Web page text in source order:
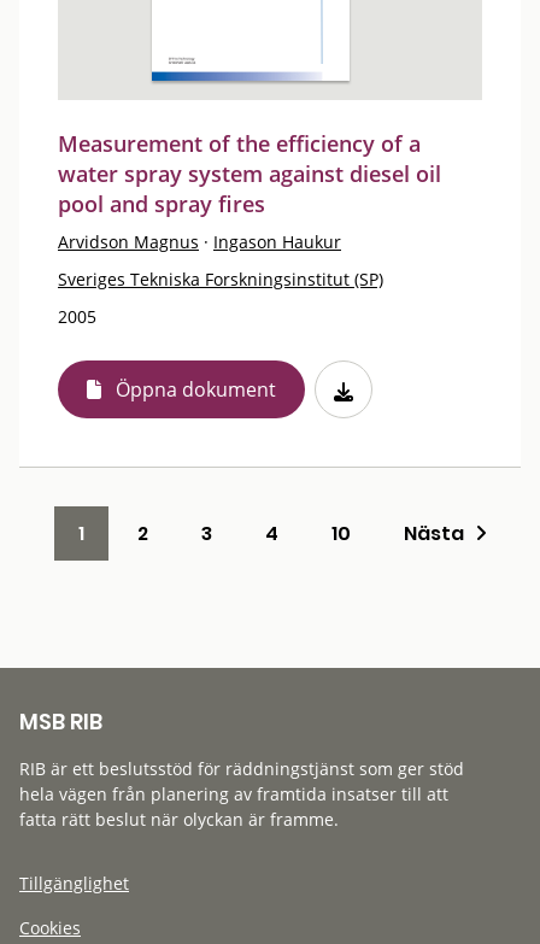
Measurement of the efficiency of a
water spray system against diesel oil
pool and spray fires
Arvidson Magnus · Ingason Haukur
Sveriges Tekniska Forskningsinstitut (SP)
2005
Öppna dokument
1 2 3 4 10 Nästa
MSB RIB
RIB är ett beslutsstöd för räddningstjänst som ger stöd
hela vägen från planering av framtida insatser till att
fatta rätt beslut när olyckan är framme.
Tillgänglighet
Cookies